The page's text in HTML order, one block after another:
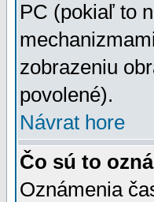
PC (pokiaľ to
zobrazeniu
povolené).
Návrat hore
Čo sú to
Oznámenia